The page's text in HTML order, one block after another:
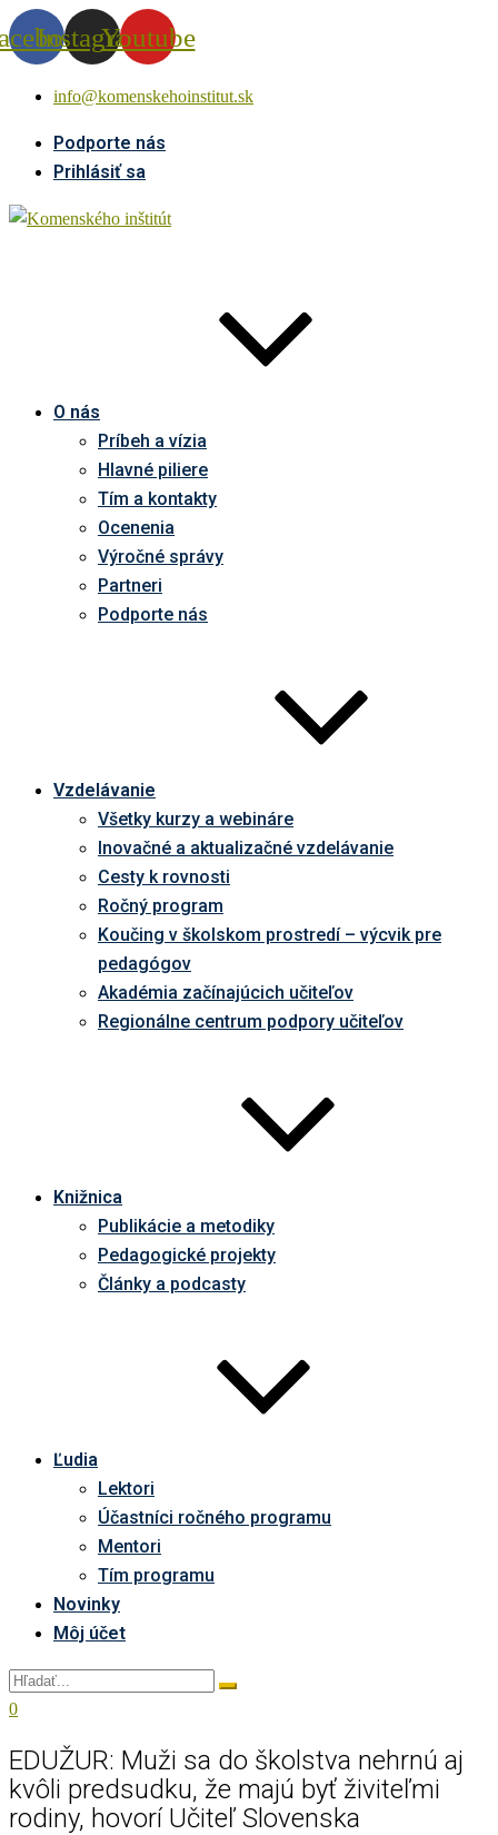
InstagramYoutube
info@komenskehoinstitut.sk
Podporte nás
Prihlásiť sa
O nás
Príbeh a vízia
Hlavné piliere
Tím a kontakty
Ocenenia
Výročné správy
Partneri
Podporte nás
Vzdelávanie
Všetky kurzy a webináre
Inovačné a aktualizačné vzdelávanie
Cesty k rovnosti
Ročný program
Koučing v školskom prostredí – výcvik pre
pedagógov
Akadémia začínajúcich učiteľov
Regionálne centrum podpory učiteľov
Knižnica
Publikácie a metodiky
Pedagogické projekty
Články a podcasty
Ľudia
Lektori
Účastníci ročného programu
Mentori
Tím programu
Novinky
Môj účet
0
EDUŽUR: Muži sa do školstva nehrnú aj
kvôli predsudku, že majú byť živiteľmi
rodiny, hovorí Učiteľ Slovenska